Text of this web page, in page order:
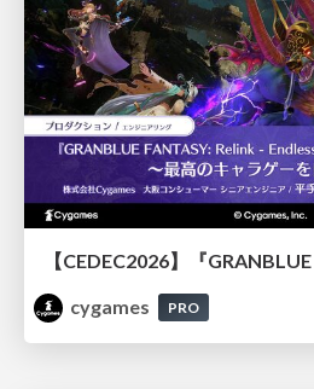
cygames
PRO